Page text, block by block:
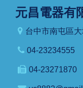
元昌電器有
台中市南屯區
04-23234555
04-23271870